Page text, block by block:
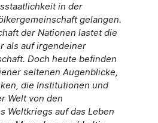
in der
gelangen.
der Nationen lastet die
als auf irgendeiner
Doch heute befinden
seltenen Augenblicke,
die Institutionen und
Welt von den
Weltkriegs auf das Leben